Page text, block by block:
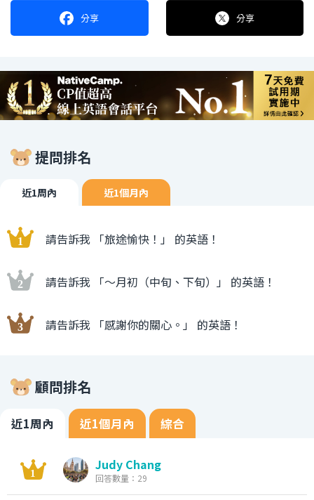
分享 分享
提問排名
近1周內 近1個月內
請告訴我 「旅途愉快！」 的英語！
請告訴我 「〜月初（中旬、下旬）」 的英語！
請告訴我 「感謝你的關心。」 的英語！
顧問排名
近1周內 近1個月內 綜合
Judy Chang
回答數量：29